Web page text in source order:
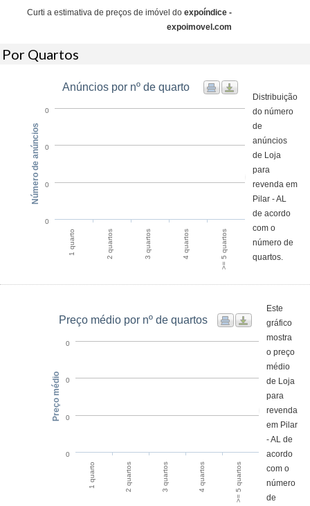
Curti a estimativa de preços de imóvel do expoíndice -
expoimovel.com
Por Quartos
Anúncios por nº de quarto
1 quarto 2 quartos 3 quartos 4 quartos >= 5 quartos
0
0
0
0
Número de anúncios
Distribuição
do número
de
anúncios
de Loja
para
revenda em
Pilar - AL
de acordo
com o
número de
quartos.
Preço médio por nº de quartos
1 quarto 2 quartos 3 quartos 4 quartos >= 5 quartos
0
0
0
0
Preço médio
Este
gráfico
mostra
o preço
médio
de Loja
para
revenda
em Pilar
- AL de
acordo
com o
número
de